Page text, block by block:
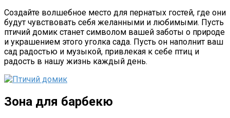
Создайте волшебное место для пернатых гостей, где они
будут чувствовать себя желанными и любимыми. Пусть
птичий домик станет символом вашей заботы о природе
и украшением этого уголка сада. Пусть он наполнит ваш
сад радостью и музыкой, привлекая к себе птиц и
радость в нашу жизнь каждый день.
Зона для барбекю